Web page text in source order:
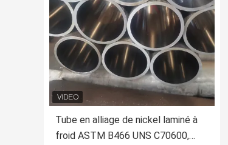
Tube en alliage de nickel laminé à
froid ASTM B466 UNS C70600,